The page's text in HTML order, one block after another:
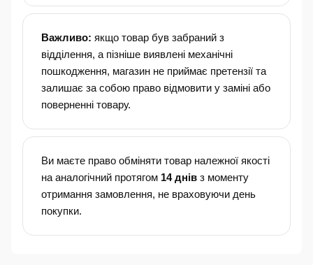
Важливо: якщо товар був забраний з
відділення, а пізніше виявлені механічні
пошкодження, магазин не приймає претензії та
залишає за собою право відмовити у заміні або
поверненні товару.
Ви маєте право обміняти товар належної якості
на аналогічний протягом 14 днів з моменту
отримання замовлення, не враховуючи день
покупки.